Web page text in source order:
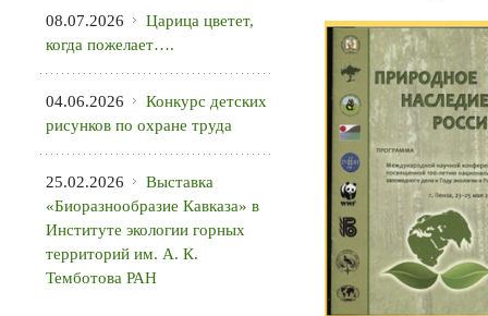
08.07.2026
Царица цветет,
когда пожелает….
04.06.2026
Конкурс детских
рисунков по охране труда
25.02.2026
Выставка
«Биоразнообразие Кавказа» в
Институте экологии горных
территорий им. А. К.
Темботова РАН